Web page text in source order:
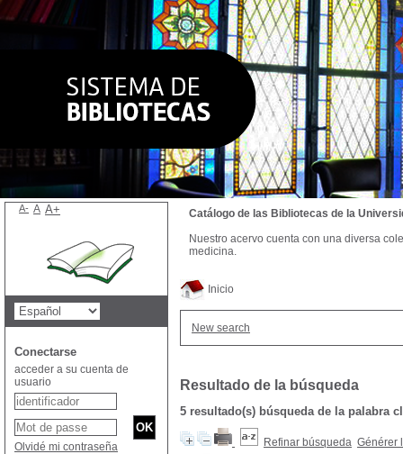
Inicio
New search
Resultado de la búsqueda
5 resultado(s) búsqueda de la palabra
Refinar búsqueda Générer
Catálogo de las Bibliotecas de la
Nuestro acervo cuenta con una diversa
medicina.
A- A A+
Conectarse
acceder a su cuenta de
usuario
Olvidé mi contraseña